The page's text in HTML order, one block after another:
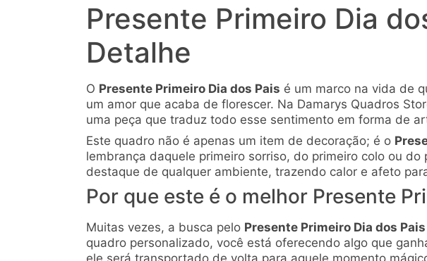
Presente Primeiro Dia
Detalhe
O Presente Primeiro Dia dos Pais é um marco na vida de
um amor que acaba de florescer. Na Damarys Quadros
uma peça que traduz todo esse sentimento em forma de
Este quadro não é apenas um item de decoração; é o
lembrança daquele primeiro sorriso, do primeiro colo ou
destaque de qualquer ambiente, trazendo calor e afeto
Por que este é o melhor Presente
Muitas vezes, a busca pelo Presente Primeiro Dia dos Pais
quadro personalizado, você está oferecendo algo que
ele será transportado de volta para aquele momento